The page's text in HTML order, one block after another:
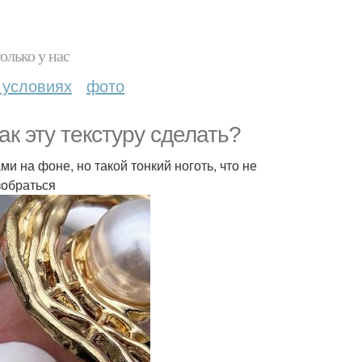
у нас
фото
эту текстуру сделать?
на фоне, но такой тонкий ноготь, что не